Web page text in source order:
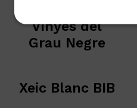
Vinyes del
Grau Negre
Xeic Blanc BIB